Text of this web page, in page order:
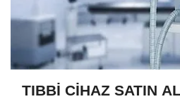
TIBBİ CİHAZ SATIN